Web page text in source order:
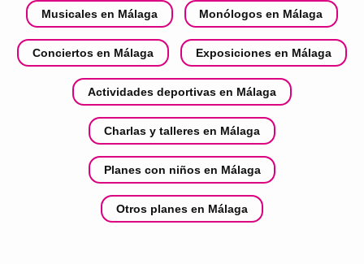
Musicales en Málaga Monólogos en Málaga
Conciertos en Málaga Exposiciones en Málaga
Actividades deportivas en Málaga
Charlas y talleres en Málaga
Planes con niños en Málaga
Otros planes en Málaga